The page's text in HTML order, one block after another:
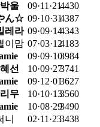
울 09·11·214430
ん☆ 09·10·314387
레라 09·09·144343
이맘 07·03·124183
09·09·103984
선 10·09·273741
09·12·013627
무 10·10·133560
10·08·293490
니 02·11·233438